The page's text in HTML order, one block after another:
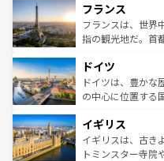
ませてくれるイタ
なお、新着のイタ
しい。
文化が根付くこの
れる闘牛、そして
る。首都マドリー
の城塞都市、穏や
せる。地方によっ
フランス
フランスは、世界
指の観光地だ。首
で、幅広い魅力が
聖堂、美しいビー
から魅了する。ま
いる。シャンパン
香り高いラベンダ
らに、パリ以外の
ドイツ
ドイツは、豊かな
の中心に位置する
顔を持つこの国は
ルリンの文化的活
してライン川沿い
イギリス
イギリスは、古き
トミンスター寺院